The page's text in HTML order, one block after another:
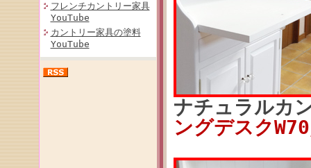
フレンチカントリー家具
YouTube
カントリー家具の塗料
YouTube
ナチュラルカ
ングデスク